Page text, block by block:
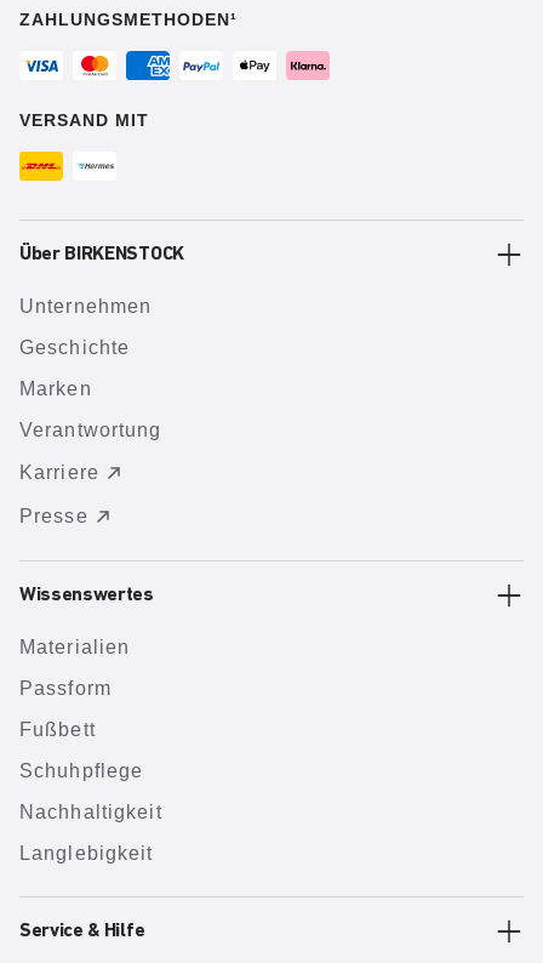
ZAHLUNGSMETHODEN¹
VERSAND MIT
Über BIRKENSTOCK
Unternehmen
Geschichte
Marken
Verantwortung
Karriere
Presse
Wissenswertes
Materialien
Passform
Fußbett
Schuhpflege
Nachhaltigkeit
Langlebigkeit
Service & Hilfe